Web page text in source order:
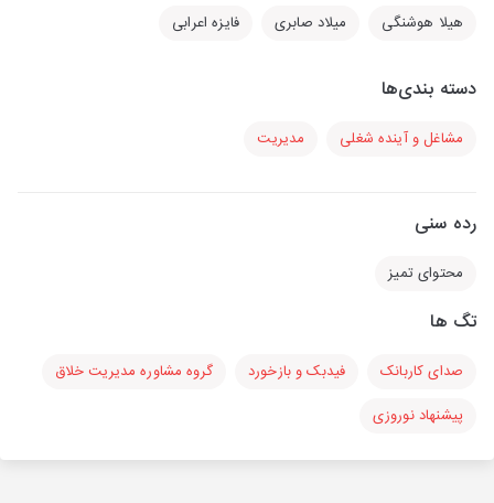
هیلا هوشنگی میلاد صابری فایزه اعرابی
دسته بندی‌ها
مشاغل و آینده شغلی مدیریت
رده سنی
محتوای تمیز
تگ ها
صدای کاربانک فیدبک و بازخورد
گروه مشاوره مدیریت خلاق
پیشنهاد نوروزی